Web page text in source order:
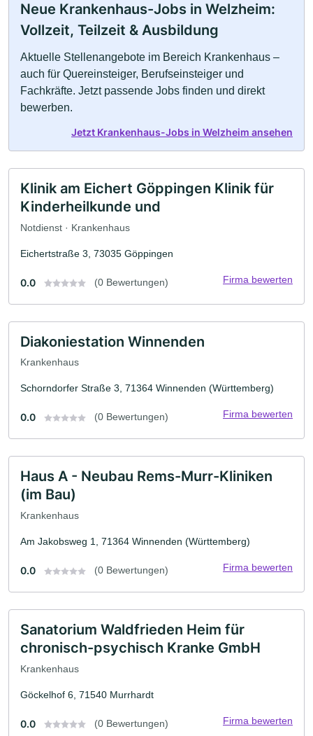
Neue Krankenhaus-Jobs in Welzheim:
Vollzeit, Teilzeit & Ausbildung
Aktuelle Stellenangebote im Bereich Krankenhaus –
auch für Quereinsteiger, Berufseinsteiger und
Fachkräfte. Jetzt passende Jobs finden und direkt
bewerben.
Jetzt Krankenhaus-Jobs in Welzheim ansehen
Klinik am Eichert Göppingen Klinik für
Kinderheilkunde und
Notdienst · Krankenhaus
Eichertstraße 3, 73035 Göppingen
0.0 (0 Bewertungen) Firma bewerten
Diakoniestation Winnenden
Krankenhaus
Schorndorfer Straße 3, 71364 Winnenden (Württemberg)
0.0 (0 Bewertungen) Firma bewerten
Haus A - Neubau Rems-Murr-Kliniken
(im Bau)
Krankenhaus
Am Jakobsweg 1, 71364 Winnenden (Württemberg)
0.0 (0 Bewertungen) Firma bewerten
Sanatorium Waldfrieden Heim für
chronisch-psychisch Kranke GmbH
Krankenhaus
Göckelhof 6, 71540 Murrhardt
0.0 (0 Bewertungen) Firma bewerten